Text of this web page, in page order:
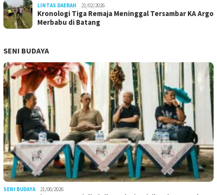
LINTAS DAERAH 21/02/2026
Kronologi Tiga Remaja Meninggal Tersambar KA Argo
Merbabu di Batang
SENI BUDAYA
SENI BUDAYA 21/06/2026